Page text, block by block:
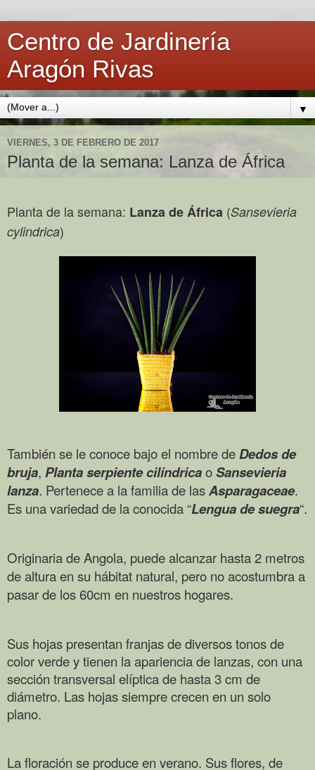
Centro de Jardinería
Aragón Rivas
▼
VIERNES, 3 DE FEBRERO DE 2017
Planta de la semana: Lanza de África
Planta de la semana: Lanza deÁfrica (Sansevieria
cylindrica)
También se le conoce bajo el nombre deDedos de
bruja, Planta serpiente cilíndricaoSansevieria
lanza. Pertenece a la familia de lasAsparagaceae.
Es una variedad de la conocida “Lengua de suegra“.
Originaria de Angola, puede alcanzar hasta 2 metros
de altura en su hábitat natural, pero no acostumbra a
pasar de los 60cm en nuestros hogares.
Sus hojas presentan franjas de diversos tonos de
color verde y tienen la apariencia de lanzas, con una
sección transversal elíptica de hasta 3 cm de
diámetro. Las hojas siempre crecen en un solo
plano.
La floración se produce en verano. Sus flores, de